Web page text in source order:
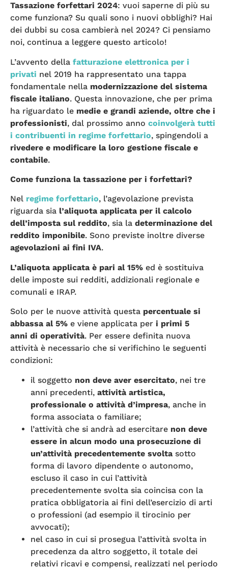
Tassazione forfettari 2024: vuoi saperne di più su
come funziona? Su quali sono i nuovi obblighi? Hai
dei dubbi su cosa cambierà nel 2024? Ci pensiamo
noi, continua a leggere questo articolo!
L’avvento della fatturazione elettronica per i
privati nel 2019 ha rappresentato una tappa
fondamentale nella modernizzazione del sistema
fiscale italiano. Questa innovazione, che per prima
ha riguardato le medie e grandi aziende, oltre che i
professionisti, dal prossimo anno coinvolgerà tutti
i contribuenti in regime forfettario, spingendoli a
rivedere e modificare la loro gestione fiscale e
contabile.
Come funziona la tassazione per i forfettari?
Nel regime forfettario, l’agevolazione prevista
riguarda sia l’aliquota applicata per il calcolo
dell’imposta sul reddito, sia la determinazione del
reddito imponibile. Sono previste inoltre diverse
agevolazioni ai fini IVA.
L’aliquota applicata è pari al 15% ed è sostituiva
delle imposte sui redditi, addizionali regionale e
comunali e IRAP.
Solo per le nuove attività questa percentuale si
abbassa al 5% e viene applicata per i primi 5
anni di operatività. Per essere definita nuova
attività è necessario che si verifichino le seguenti
condizioni:
il soggetto non deve aver esercitato, nei tre
anni precedenti, attività artistica,
professionale o attività d’impresa, anche in
forma associata o familiare;
l’attività che si andrà ad esercitare non deve
essere in alcun modo una prosecuzione di
un’attività precedentemente svolta sotto
forma di lavoro dipendente o autonomo,
escluso il caso in cui l’attività
precedentemente svolta sia coincisa con la
pratica obbligatoria ai fini dell’esercizio di arti
o professioni (ad esempio il tirocinio per
avvocati);
nel caso in cui si prosegua l’attività svolta in
precedenza da altro soggetto, il totale dei
relativi ricavi e compensi, realizzati nel periodo